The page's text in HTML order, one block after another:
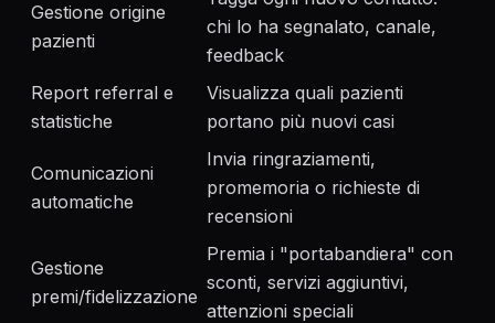
Gestione origine
pazienti
chi lo ha segnalato, canale,
feedback
Report referral e
statistiche
Visualizza quali pazienti
portano più nuovi casi
Comunicazioni
automatiche
Invia ringraziamenti,
promemoria o richieste di
recensioni
Gestione
premi/fidelizzazione
Premia i "portabandiera" con
sconti, servizi aggiuntivi,
attenzioni speciali